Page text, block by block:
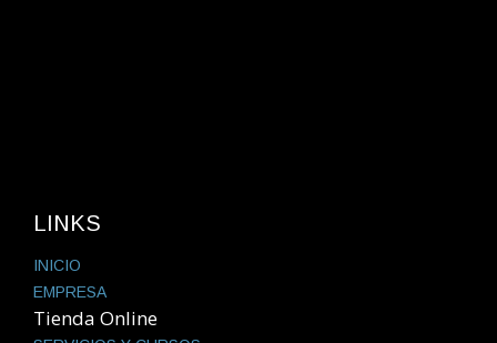
LINKS
INICIO
EMPRESA
Tienda Online